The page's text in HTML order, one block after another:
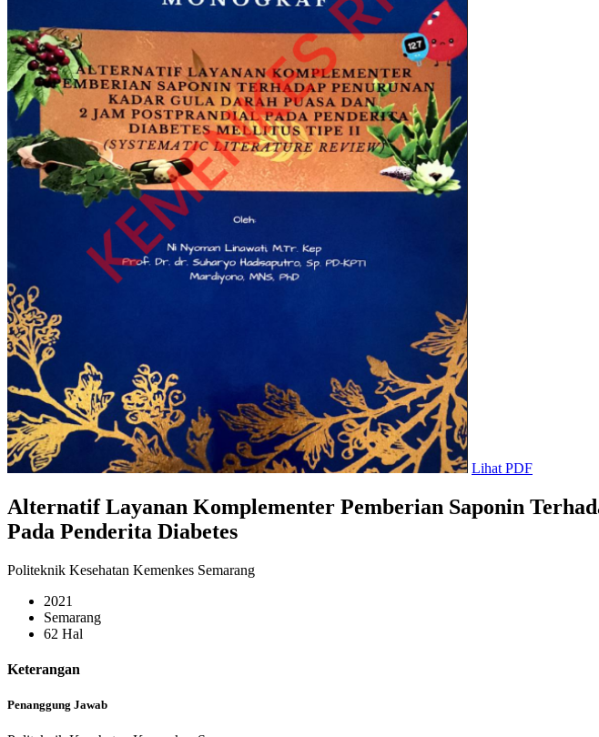
Lihat PDF
Alternatif Layanan Komplementer Pemberian Saponin
Pada Penderita Diabetes
Politeknik Kesehatan Kemenkes Semarang
2021
Semarang
62 Hal
Keterangan
Penanggung Jawab